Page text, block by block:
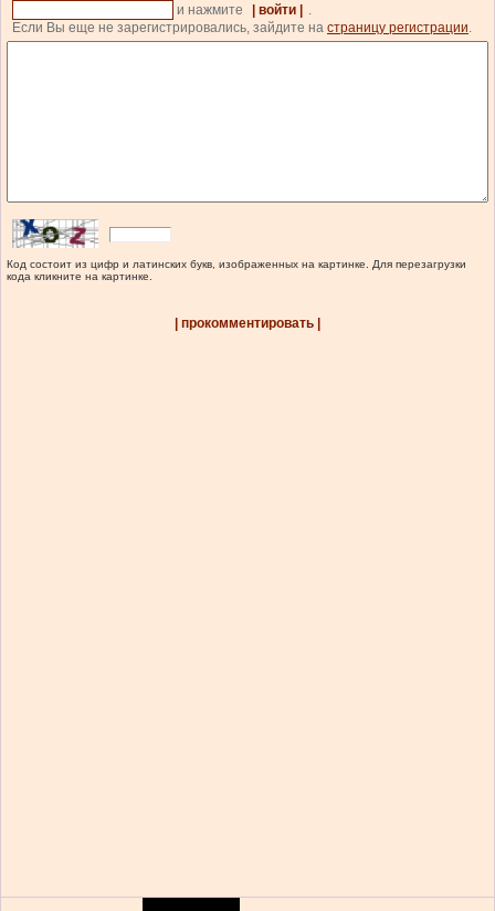
и нажмите
| войти |
.
Если Вы еще не зарегистрировались, зайдите на страницу регистрации.
Код состоит из цифр и латинских букв, изображенных на картинке. Для перезагрузки
кода кликните на картинке.
| прокомментировать |